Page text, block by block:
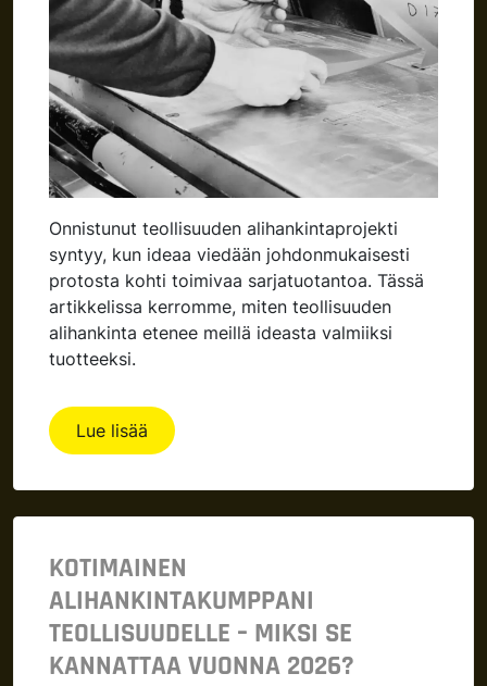
Onnistunut teollisuuden alihankintaprojekti
syntyy, kun ideaa viedään johdonmukaisesti
protosta kohti toimivaa sarjatuotantoa. Tässä
artikkelissa kerromme, miten teollisuuden
alihankinta etenee meillä ideasta valmiiksi
tuotteeksi.
Lue lisää
KOTIMAINEN
ALIHANKINTAKUMPPANI
TEOLLISUUDELLE – MIKSI SE
KANNATTAA VUONNA 2026?